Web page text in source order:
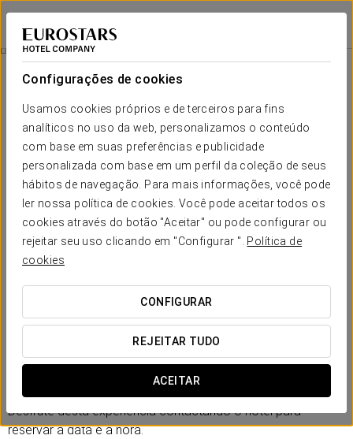
Configurações de cookies
Usamos cookies próprios e de terceiros para fins
analíticos no uso da web, personalizamos o conteúdo
com base em suas preferências e publicidade
personalizada com base em um perfil da coleção de seus
hábitos de navegação. Para mais informações, você pode
ler nossa política de cookies. Você pode aceitar todos os
cookies através do botão "Aceitar" ou pode configurar ou
rejeitar seu uso clicando em "Configurar ". Política de
cookies
CONFIGURAR
REJEITAR TUDO
ACEITAR
Eurostars Palace
CÓRDOVA
Massagem Descontraturante
65 €
Massagem descontraturante
Liberte-se do stress com a nossa massagem
descontraturante. Mergulhe num estado de profundo
relaxamento, aliviando não só a tensão acumulada, mas
também as dores musculares. Permita-se desligar e renovar
as suas energias num ambiente tranquilo e acolhedor.
Desfrute desta experiência contactando o hotel para
reservar a data e a hora.